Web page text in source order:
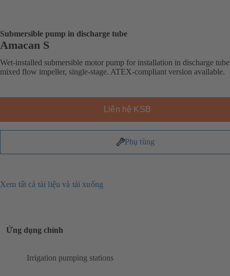
Submersible pump in discharge tube
Amacan S
Wet-installed submersible motor pump for installation in discharge
mixed flow impeller, single-stage. ATEX-compliant version available.
Liên hệ KSB
Phụ tùng
Xem tất cả tài liệu và tải xuống
Ứng dụng chính
Irrigation pumping stations